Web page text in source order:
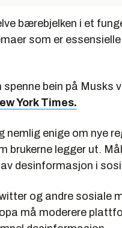
bærebjelken i et
som er
spenne bein på
York Times.
nemlig enige om nye
brukerne legger ut.
desinformasjon i
og andre sosiale
må moderere